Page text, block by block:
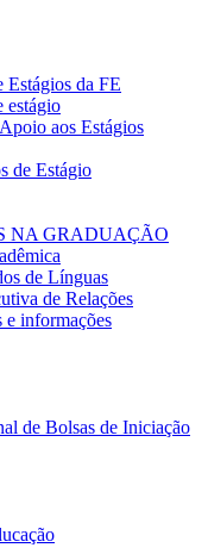
Estágios da FE
estágio
aos Estágios
de Estágio
NA GRADUAÇÃO
de Línguas
de Relações
e informações
de Bolsas de Iniciação